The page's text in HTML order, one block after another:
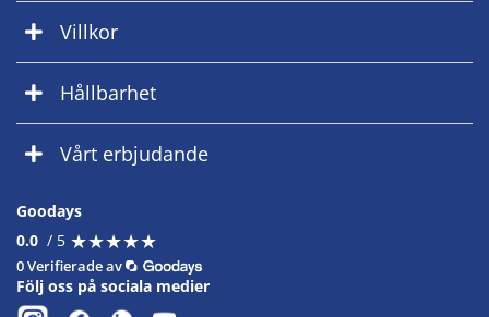
Villkor
Hållbarhet
Vårt erbjudande
Goodays
0.0 / 5 ★★★★★
★★★★★
0 Verifierade av
Följ oss på sociala medier